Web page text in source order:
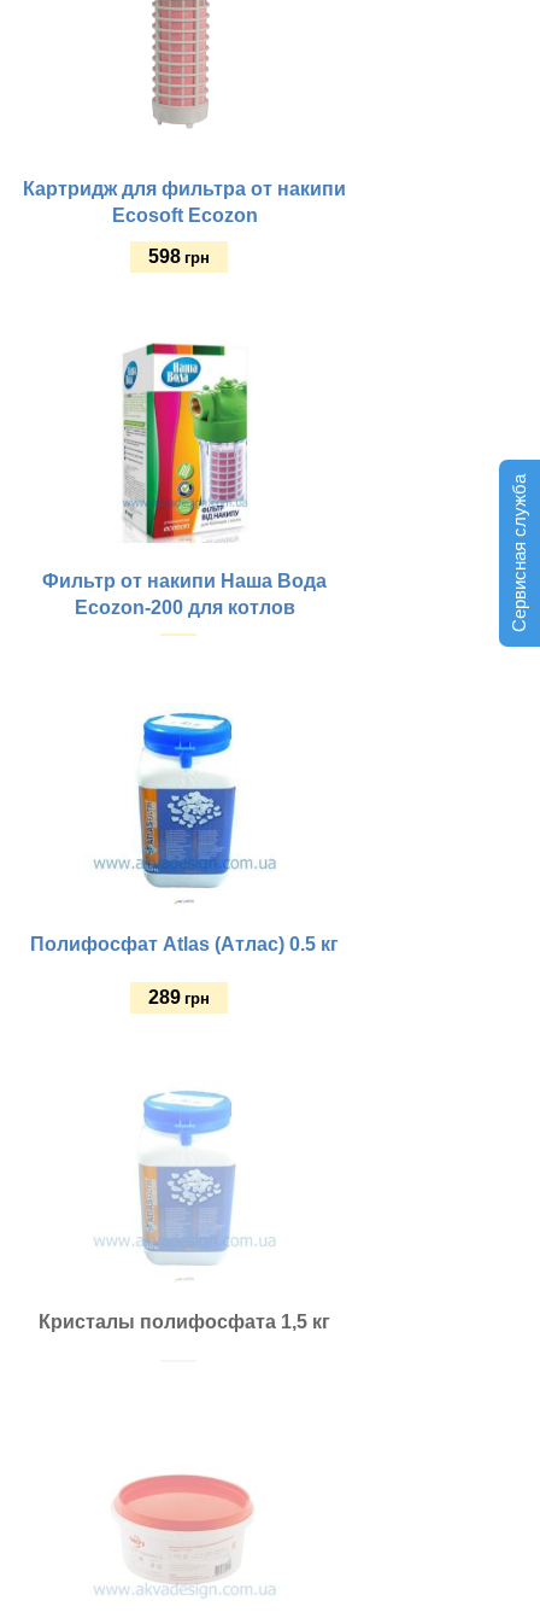
Сервисная служба
Картридж для фильтра от накипи
Ecosoft Ecozon
598 грн
Фильтр от накипи Наша Вода
Ecozon-200 для котлов
Полифосфат Atlas (Атлас) 0.5 кг
289 грн
Кристалы полифосфата 1,5 кг